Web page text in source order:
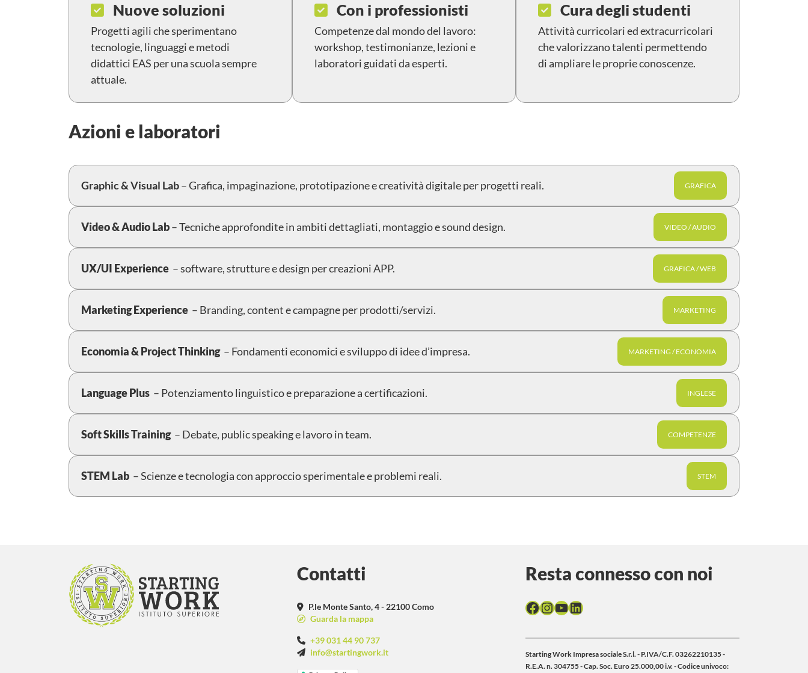
Nuove soluzioni
Progetti agili che sperimentano
tecnologie, linguaggi e metodi
didattici EAS per una scuola sempre
attuale.
Con i professionisti
Competenze dal mondo del lavoro:
workshop, testimonianze, lezioni e
laboratori guidati da esperti.
Cura degli studenti
Attività curricolari ed extracurricolari
che valorizzano talenti permettendo
di ampliare le proprie conoscenze.
Azioni e laboratori
Graphic & Visual Lab– Grafica, impaginazione, prototipazione e creatività digitale per progetti reali. GRAFICA
Video & Audio Lab– Tecniche approfondite in ambiti dettagliati, montaggio e sound design. VIDEO / AUDIO
UX/UI Experience – software, strutture e design per creazioni APP. GRAFICA / WEB
Marketing Experience – Branding, content e campagne per prodotti/servizi. MARKETING
Economia & Project Thinking – Fondamenti economici e sviluppo di idee d’impresa. MARKETING / ECONOMIA
Language Plus – Potenziamento linguistico e preparazione a certificazioni. INGLESE
Soft Skills Training – Debate, public speaking e lavoro in team. COMPETENZE
STEM Lab – Scienze e tecnologia con approccio sperimentale e problemi reali. STEM
Contatti
P.le Monte Santo, 4 - 22100 Como
Guarda la mappa
+39 031 44 90 737
info@startingwork.it
Resta connesso con noi
Facebook
Instagram
YouTube
LinkedIn
Starting Work Impresa sociale S.r.l. - P.IVA/C.F. 03262210135 -
R.E.A. n. 304755 - Cap. Soc. Euro 25.000,00 i.v. - Codice univoco: